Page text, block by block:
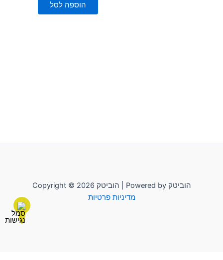
הוספה לסל
Copyright © 2026 הוביטק | Powered by הוביטק
מדיניות פרטיות